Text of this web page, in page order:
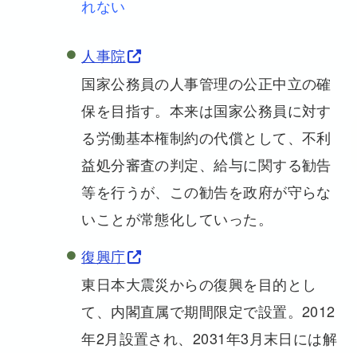
れない
人事院
国家公務員の人事管理の公正中立の確
保を目指す。本来は国家公務員に対す
る労働基本権制約の代償として、不利
益処分審査の判定、給与に関する勧告
等を行うが、この勧告を政府が守らな
いことが常態化していった。
復興庁
東日本大震災からの復興を目的とし
て、内閣直属で期間限定で設置。2012
年2月設置され、2031年3月末日には解